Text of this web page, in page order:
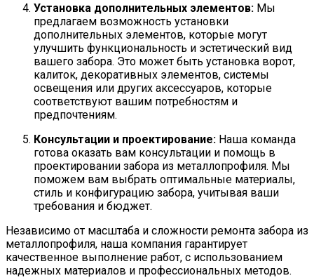
Установка дополнительных элементов: Мы
предлагаем возможность установки
дополнительных элементов, которые могут
улучшить функциональность и эстетический вид
вашего забора. Это может быть установка ворот,
калиток, декоративных элементов, системы
освещения или других аксессуаров, которые
соответствуют вашим потребностям и
предпочтениям.
Консультации и проектирование: Наша команда
готова оказать вам консультации и помощь в
проектировании забора из металлопрофиля. Мы
поможем вам выбрать оптимальные материалы,
стиль и конфигурацию забора, учитывая ваши
требования и бюджет.
Независимо от масштаба и сложности ремонта забора из
металлопрофиля, наша компания гарантирует
качественное выполнение работ, с использованием
надежных материалов и профессиональных методов.